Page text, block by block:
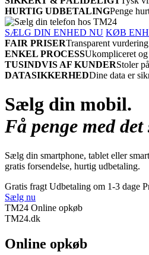
HURTIG UDBETALINGPenge
SÆLG DIN ENHED NU KØB
FAIR PRISERTransparent vurdering
ENKEL PROCESSUkompliceret
TUSINDVIS AF KUNDERStoler
DATASIKKERHEDDine data er
Sælg din mobil.
Få penge med det
Sælg din smartphone, tablet eller
gratis forsendelse, hurtig udbetaling.
Gratis fragt Udbetaling om 1-3 dage
Sælg nu
TM24 Online opkøb
TM24.dk
Online opkøb